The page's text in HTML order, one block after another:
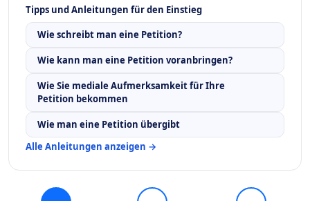
Tipps und Anleitungen für den Einstieg
Wie schreibt man eine Petition?
Wie kann man eine Petition voranbringen?
Wie Sie mediale Aufmerksamkeit für Ihre
Petition bekommen
Wie man eine Petition übergibt
Alle Anleitungen anzeigen →